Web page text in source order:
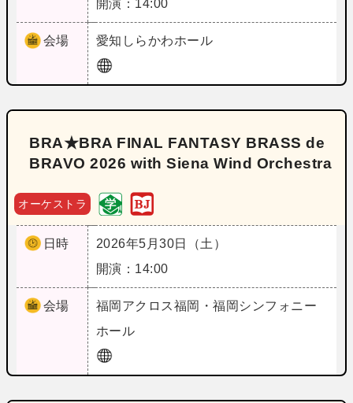
開演：14:00
会場 愛知 しらかわホール
BRA★BRA FINAL FANTASY BRASS de
BRAVO 2026 with Siena Wind Orchestra
オーケストラ
日時
2026年5月30日（土）
開演：14:00
会場 福岡 アクロス福岡・福岡シンフォニー
ホール